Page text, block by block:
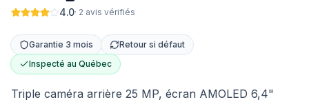
4.0· 2 avis vérifiés
Garantie 3 mois
Retour si défaut
Inspecté au Québec
Triple caméra arrière 25 MP, écran AMOLED 6,4"